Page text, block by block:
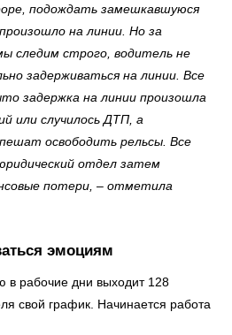
подождать замешкавшуюся
на линии. Но за
следим строго, водитель не
задерживаться на линии. Все
задержка на линии произошла
или случилось ДТП, а
освободить рельсы. Все
отдел затем
потери, – отметила
эмоциям
в рабочие дни выходит 128
свой график. Начинается работа